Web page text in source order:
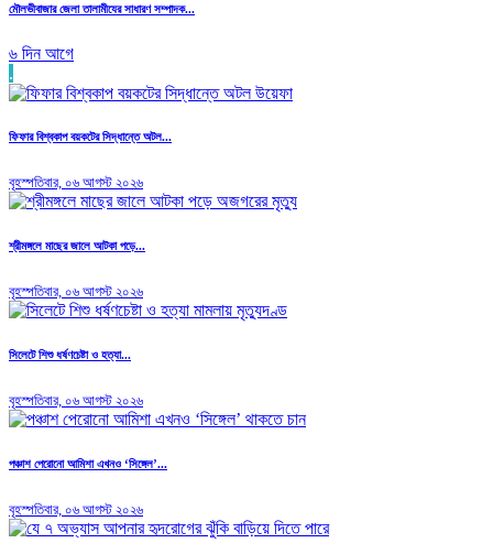
মৌলভীবাজার জেলা তালামীযের সাধারণ সম্পাদক...
৬ দিন আগে
.
ফিফার বিশ্বকাপ বয়কটের সিদ্ধান্তে অটল...
বৃহস্পতিবার, ০৬ আগস্ট ২০২৬
শ্রীমঙ্গলে মাছের জালে আটকা পড়ে...
বৃহস্পতিবার, ০৬ আগস্ট ২০২৬
সিলেটে শিশু ধর্ষণচেষ্টা ও হত্যা...
বৃহস্পতিবার, ০৬ আগস্ট ২০২৬
পঞ্চাশ পেরোনো আমিশা এখনও ‘সিঙ্গেল’...
বৃহস্পতিবার, ০৬ আগস্ট ২০২৬